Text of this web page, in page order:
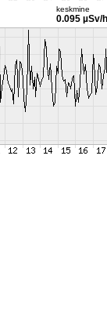
keskmine
0.095 µSv/h